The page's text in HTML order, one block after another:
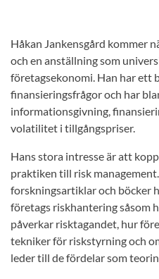
Håkan Jankensgård kommer
och en anställning som
företagsekonomi. Han har ett
finansieringsfrågor och har
informationsgivning,
volatilitet i tillgångspriser.
Hans stora intresse är att
praktiken till risk
forskningsartiklar och böcker
företags riskhantering såsom
påverkar risktagandet, hur
tekniker för riskstyrning och
leder till de fördelar som